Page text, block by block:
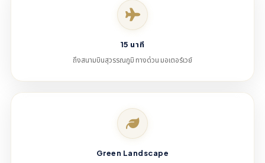
15 นาที
ถึงสนามบินสุวรรณภูมิ ทางด่วน มอเตอร์เวย์
Green Landscape